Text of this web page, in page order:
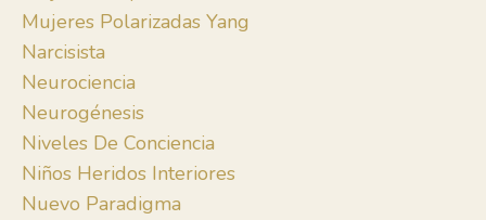
Mujeres Polarizadas Yang
Narcisista
Neurociencia
Neurogénesis
Niveles De Conciencia
Niños Heridos Interiores
Nuevo Paradigma